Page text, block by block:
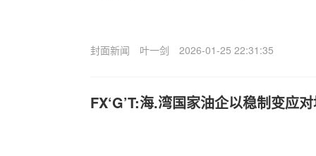
封面新闻 叶一剑 2026-01-25 22:31:35
FX‘G’T:海.湾国家油企以稳制变应